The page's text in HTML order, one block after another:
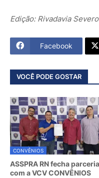
Edição: Rivadavia Severo
Facebook
VOCÊ PODE GOSTAR
CONVÊNIOS
ASSPRA RN fecha parceria
com a VCV CONVÊNIOS